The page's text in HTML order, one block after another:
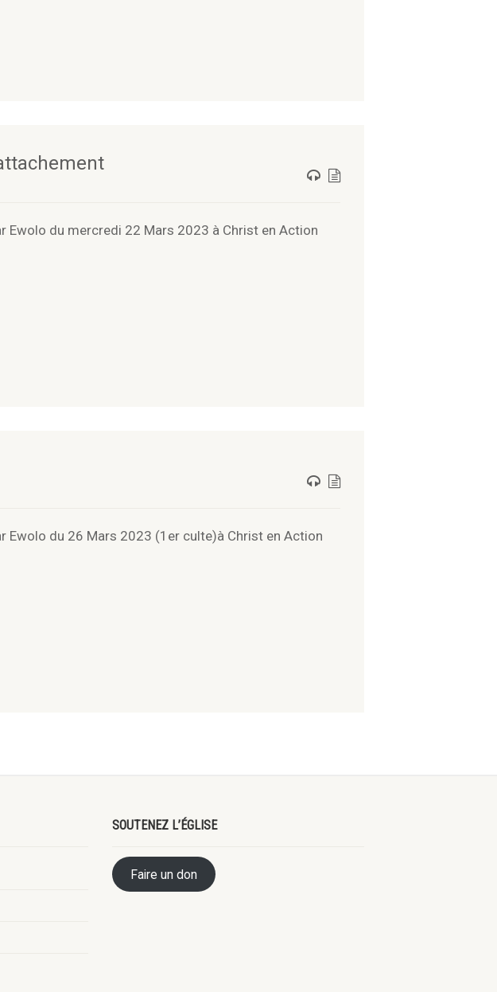
Ewolo du mercredi 22 Mars 2023 à Christ en Action
Ewolo du 26 Mars 2023 (1er culte)à Christ en Action
SOUTENEZ L’ÉGLISE
Faire un don